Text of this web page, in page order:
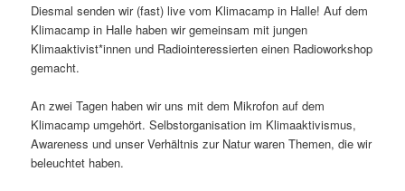
Diesmal senden wir (fast) live vom Klimacamp in Halle! Auf dem
Klimacamp in Halle haben wir gemeinsam mit jungen
Klimaaktivist*innen und Radiointeressierten einen Radioworkshop
gemacht.
An zwei Tagen haben wir uns mit dem Mikrofon auf dem
Klimacamp umgehört. Selbstorganisation im Klimaaktivismus,
Awareness und unser Verhältnis zur Natur waren Themen, die wir
beleuchtet haben.